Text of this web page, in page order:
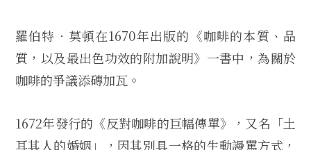
羅伯特‧莫頓在1670年出版的《咖啡的本質、品
質，以及最出色功效的附加說明》一書中，為關於
咖啡的爭議添磚加瓦。
1672年發行的《反對咖啡的巨幅傳單》，又名「土
耳其人的婚姻」，因其別具一格的生動謾罵方式，